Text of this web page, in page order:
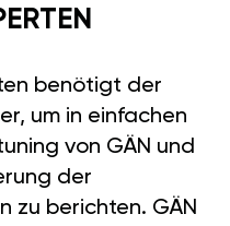
benötigt der
um in einfachen
von GÄN und
der
zu berichten. GÄN